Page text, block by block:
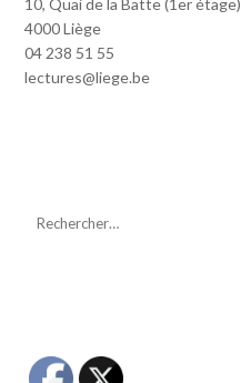
4000 Liège
04 238 51 55
lectures@liege.be